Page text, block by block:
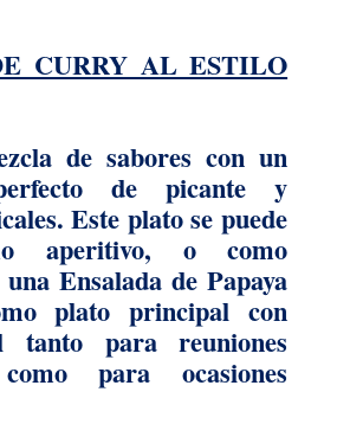
CURRY AL ESTILO
de sabores con un
de picante y
Este plato se puede
aperitivo, o como
Ensalada de Papaya
plato principal con
tanto para reuniones
para ocasiones